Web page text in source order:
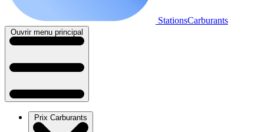
StationsCarburants
Ouvrir menu principal
Prix Carburants